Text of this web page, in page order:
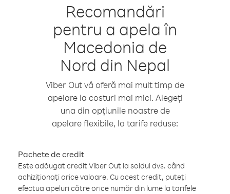
Recomandări
pentru a apela în
Macedonia de
Nord din Nepal
Viber Out vă oferă mai mult timp de
apelare la costuri mai mici. Alegeți
una din opțiunile noastre de
apelare flexibile, la tarife reduse:
Pachete de credit
Este adăugat credit Viber Out la soldul dvs. când
achiziționați orice valoare. Cu acest credit, puteți
efectua apeluri către orice număr din lume la tarifele